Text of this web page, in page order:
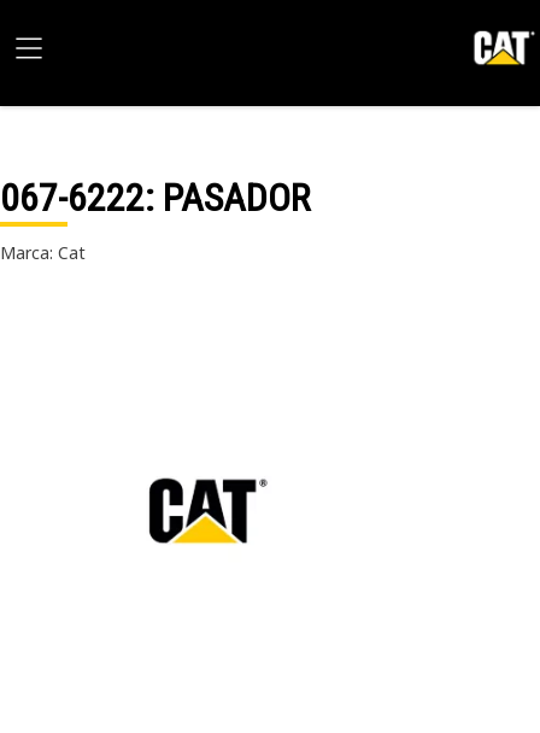
067-6222: PASADOR
Marca: Cat